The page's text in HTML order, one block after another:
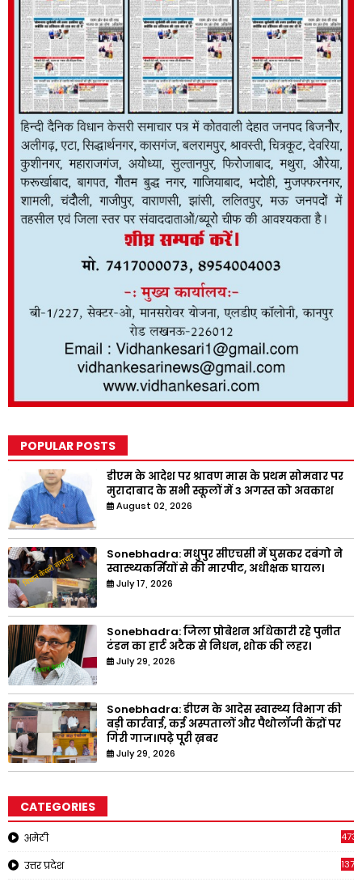
POPULAR POSTS
डीएम के आदेश पर श्रावण मास के प्रथम सोमवार पर
मुरादाबाद के सभी स्कूलों में 3 अगस्त को अवकाश
August 02, 2026
Sonebhadra: मधुपुर सीएचसी में घुसकर दबंगो ने
स्वास्थ्यकर्मियों से की मारपीट, अधीक्षक घायल।
July 17, 2026
Sonebhadra: जिला प्रोबेशन अधिकारी रहे पुनीत
टंडन का हार्ट अटैक से निधन, शोक की लहर।
July 29, 2026
Sonebhadra: डीएम के आदेस स्वास्थ्य विभाग की
बड़ी कार्रवाई, कई अस्पतालों और पैथोलॉजी केंद्रों पर
गिरी गाज।।पढ़े पूरी ख़बर
July 29, 2026
CATEGORIES
अमेठी
उत्तर प्रदेश 1371